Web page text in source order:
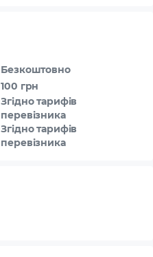
Безкоштовно
100 грн
Згідно тарифів
перевізника
Згідно тарифів
перевізника